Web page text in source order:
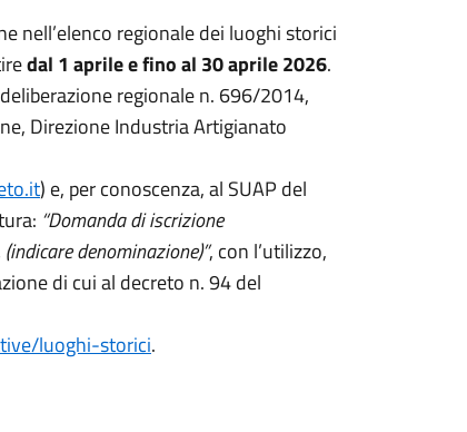
nell’elenco regionale dei luoghi storici
dal 1 aprile e fino al 30 aprile 2026.
regionale n. 696/2014,
Direzione Industria Artigianato
) e, per conoscenza, al SUAP del
“Domanda di iscrizione
denominazione)”, con l’utilizzo,
di cui al decreto n. 94 del
luoghi-storici.